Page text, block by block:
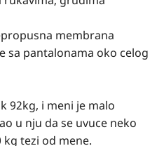
membrana
sa pantalonama oko celog
92kg, i meni je malo
u nju da se uvuce neko
tezi od mene.